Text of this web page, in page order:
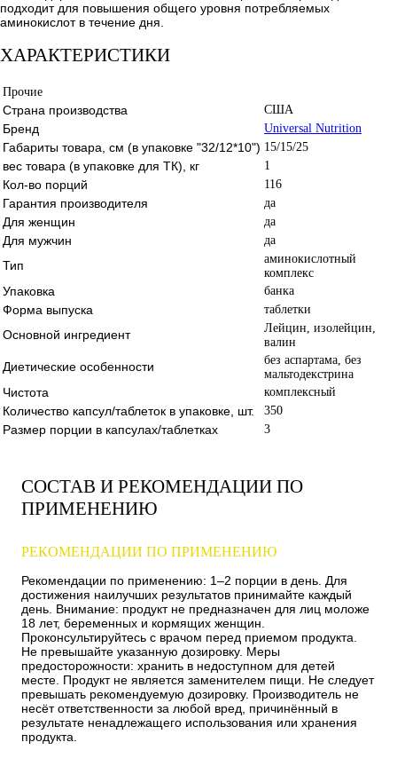
подходит для повышения общего уровня потребляемых
аминокислот в течение дня.
ХАРАКТЕРИСТИКИ
Прочие
Страна производства США
Бренд Universal Nutrition
Габариты товара, см (в упаковке "32/12*10") 15/15/25
вес товара (в упаковке для ТК), кг 1
Кол-во порций 116
Гарантия производителя да
Для женщин да
Для мужчин да
Тип
аминокислотный
комплекс
Упаковка банка
Форма выпуска таблетки
Основной ингредиент
Лейцин, изолейцин,
валин
Диетические особенности
без аспартама, без
мальтодекстрина
Чистота комплексный
Количество капсул/таблеток в упаковке, шт. 350
Размер порции в капсулах/таблетках 3
СОСТАВ И РЕКОМЕНДАЦИИ ПО
ПРИМЕНЕНИЮ
РЕКОМЕНДАЦИИ ПО ПРИМЕНЕНИЮ
Рекомендации по применению: 1–2 порции в день. Для
достижения наилучших результатов принимайте каждый
день. Внимание: продукт не предназначен для лиц моложе
18 лет, беременных и кормящих женщин.
Проконсультируйтесь с врачом перед приемом продукта.
Не превышайте указанную дозировку. Меры
предосторожности: хранить в недоступном для детей
месте. Продукт не является заменителем пищи. Не следует
превышать рекомендуемую дозировку. Производитель не
несёт ответственности за любой вред, причинённый в
результате ненадлежащего использования или хранения
продукта.